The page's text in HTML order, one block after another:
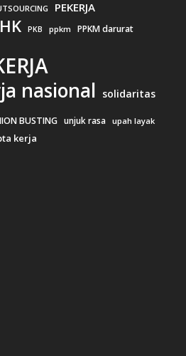
PEKERJA
PKB ppkm PPKM darurat
nasional solidaritas
BUSTING unjuk rasa upah layak
kerja